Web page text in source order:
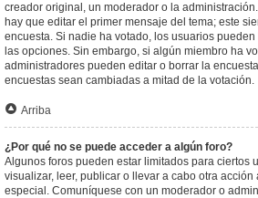
creador original, un moderador o la
hay que editar el primer mensaje del tema; este
encuesta. Si nadie ha votado, los usuarios
las opciones. Sin embargo, si algún miembro ha
administradores pueden editar o borrar la
encuestas sean cambiadas a mitad de la votación.
Arriba
¿Por qué no se puede acceder a algún foro?
Algunos foros pueden estar limitados para ciertos
visualizar, leer, publicar o llevar a cabo otra
especial. Comuníquese con un moderador o